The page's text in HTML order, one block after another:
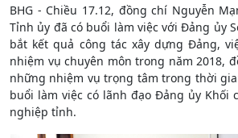
BHG - Chiều 17.12, đồng chí Nguyễn
Tỉnh ủy đã có buổi làm việc với Đảng ủy
bắt kết quả công tác xây dựng Đảng,
nhiệm vụ chuyên môn trong năm 2018,
những nhiệm vụ trọng tâm trong thời
buổi làm việc có lãnh đạo Đảng ủy Khối
nghiệp tỉnh.